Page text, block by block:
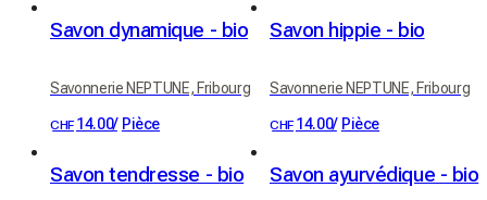
Savon dynamique - bio
Savonnerie NEPTUNE, Fribourg
CHF 14.00/ Pièce
Savon hippie - bio
Savonnerie NEPTUNE, Fribourg
CHF 14.00/ Pièce
Savon tendresse - bio Savon ayurvédique - bio